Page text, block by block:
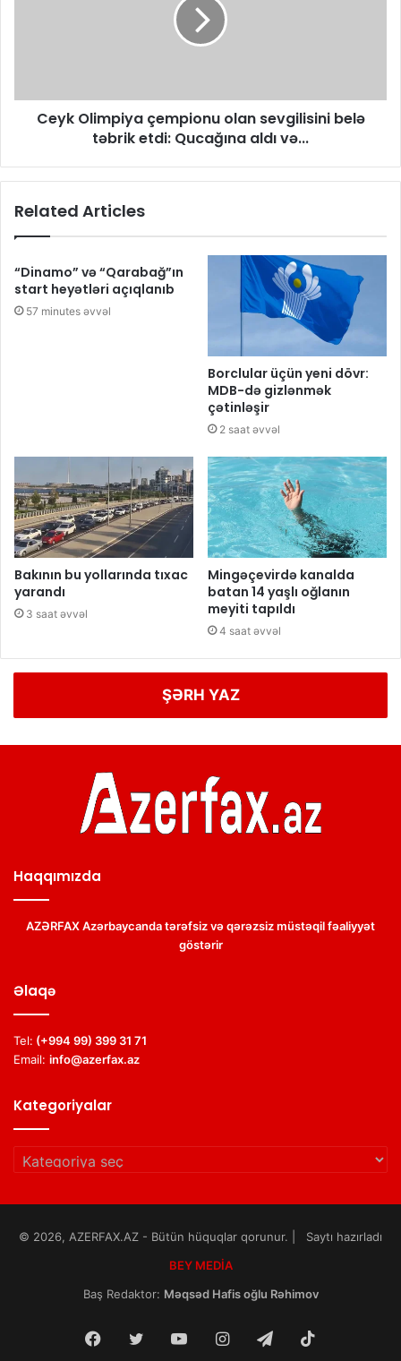
Ceyk Olimpiya çempionu olan sevgilisini belə
təbrik etdi: Qucağına aldı və...
Related Articles
“Dinamo” və “Qarabağ”ın
start heyətləri açıqlanıb
57 minutes əvvəl
Borclular üçün yeni dövr:
MDB-də gizlənmək
çətinləşir
2 saat əvvəl
Bakının bu yollarında tıxac
yarandı
3 saat əvvəl
Mingəçevirdə kanalda
batan 14 yaşlı oğlanın
meyiti tapıldı
4 saat əvvəl
ŞƏRH YAZ
Haqqımızda
AZƏRFAX Azərbaycanda tərəfsiz və qərəzsiz müstəqil fəaliyyət
göstərir
Əlaqə
Tel: (+994 99) 399 31 71
Email: info@azerfax.az
Kategoriyalar
Kategoriyalar
© 2026, AZERFAX.AZ - Bütün hüquqlar qorunur. | Saytı hazırladı
BEY MEDİA
Baş Redaktor: Məqsəd Hafis oğlu Rəhimov
Facebook
Twitter YouTubeInstagramTelegram